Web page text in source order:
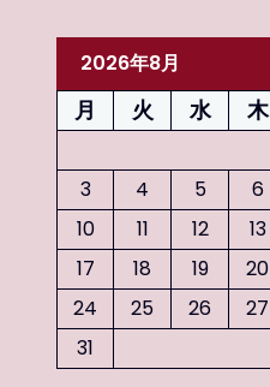
2026年8月
月 火 水 木
3
4 5 6
10
11 12 13
17
18 19 20
24
25 26 27
31